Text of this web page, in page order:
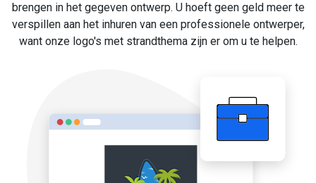
brengen in het gegeven ontwerp. U hoeft geen geld meer te
verspillen aan het inhuren van een professionele ontwerper,
want onze logo's met strandthema zijn er om u te helpen.